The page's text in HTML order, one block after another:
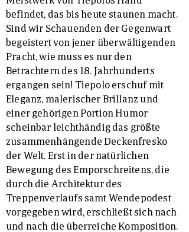
befindet, das bis heute staunen macht.
Sind wir Schauenden der Gegenwart
begeistert von jener überwältigenden
Pracht, wie muss es nur den
Betrachtern des 18. Jahrhunderts
ergangen sein! Tiepolo erschuf mit
Eleganz, malerischer Brillanz und
einer gehörigen Portion Humor
scheinbar leichthändig das größte
zusammenhängende Deckenfresko
der Welt. Erst in der natürlichen
Bewegung des Emporschreitens, die
durch die Architektur des
Treppenverlaufs samt Wendepodest
vorgegeben wird, erschließt sich nach
und nach die überreiche Komposition.